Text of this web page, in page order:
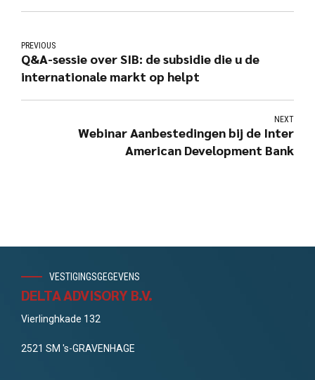
PREVIOUS
Q&A-sessie over SIB: de subsidie die u de
internationale markt op helpt
NEXT
Webinar Aanbestedingen bij de Inter
American Development Bank
VESTIGINGSGEGEVENS
DELTA ADVISORY B.V.
Vierlinghkade 132
2521 SM 's-GRAVENHAGE